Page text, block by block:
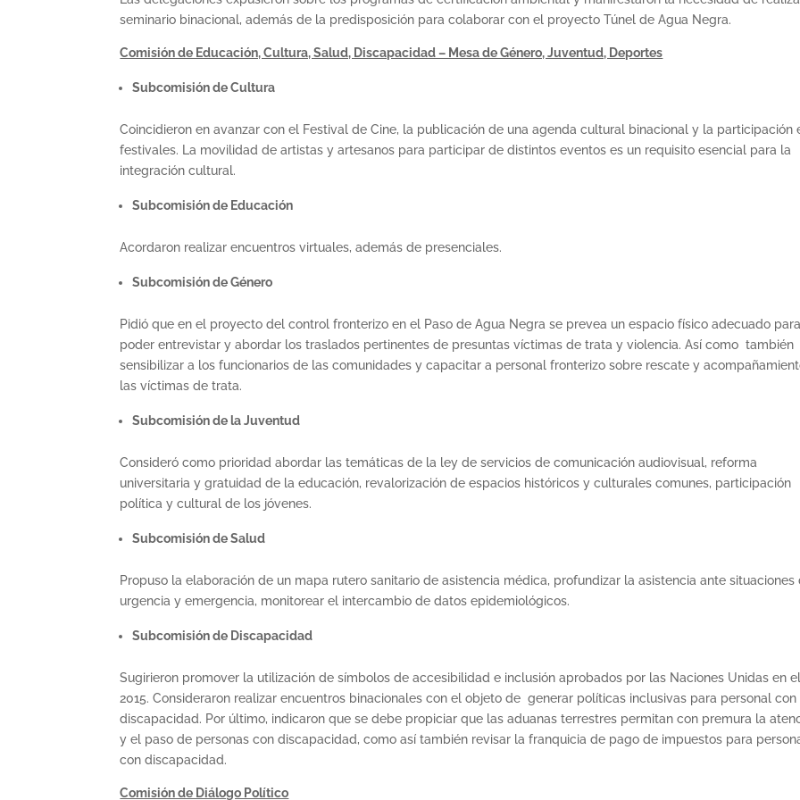
seminario binacional, además de la predisposición para colaborar con el proyecto Túnel de Agua Negra.
Comisión de Educación, Cultura, Salud, Discapacidad – Mesa de Género, Juventud, Deportes
Subcomisión de Cultura
Coincidieron en avanzar con el Festival de Cine, la publicación de una agenda cultural binacional y la participación
festivales. La movilidad de artistas y artesanos para participar de distintos eventos es un requisito esencial para la
integración cultural.
Subcomisión de Educación
Acordaron realizar encuentros virtuales, además de presenciales.
Subcomisión de Género
Pidió que en el proyecto del control fronterizo en el Paso de Agua Negra se prevea un espacio físico adecuado para
poder entrevistar y abordar los traslados pertinentes de presuntas víctimas de trata y violencia. Así como también
sensibilizar a los funcionarios de las comunidades y capacitar a personal fronterizo sobre rescate y
las víctimas de trata.
Subcomisión de la Juventud
Consideró como prioridad abordar las temáticas de la ley de servicios de comunicación audiovisual, reforma
universitaria y gratuidad de la educación, revalorización de espacios históricos y culturales comunes, participación
política y cultural de los jóvenes.
Subcomisión de Salud
Propuso la elaboración de un mapa rutero sanitario de asistencia médica, profundizar la asistencia ante situaciones
urgencia y emergencia, monitorear el intercambio de datos epidemiológicos.
Subcomisión de Discapacidad
Sugirieron promover la utilización de símbolos de accesibilidad e inclusión aprobados por las Naciones Unidas en
2015. Consideraron realizar encuentros binacionales con el objeto de generar políticas inclusivas para personal con
discapacidad. Por último, indicaron que se debe propiciar que las aduanas terrestres permitan con premura la
y el paso de personas con discapacidad, como así también revisar la franquicia de pago de impuestos para
con discapacidad.
Comisión de Diálogo Político